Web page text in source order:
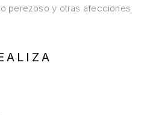
perezoso y otras afecciones